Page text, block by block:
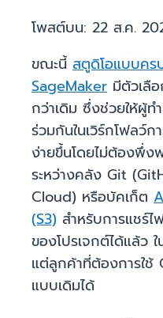
โพสต์บน: 22 ส.ค.
ขณะนี้ สตูดิโอแบบคร
SageMaker มีตัวเลื
กว่าเดิม ซึ่งช่วยให้ผู้ท
ร่วมกันในเวิร์กโฟลว์ก
ง่ายขึ้นโดยไม่ต้องพึ่
ระหว่างคลัง Git
Cloud) หรือบัคเก็ต
(S3) สำหรับการแชร์
ของโปรเจกต์ได้แล้ว
แต่ลูกค้าที่ต้องการใ
แบบเดิมได้